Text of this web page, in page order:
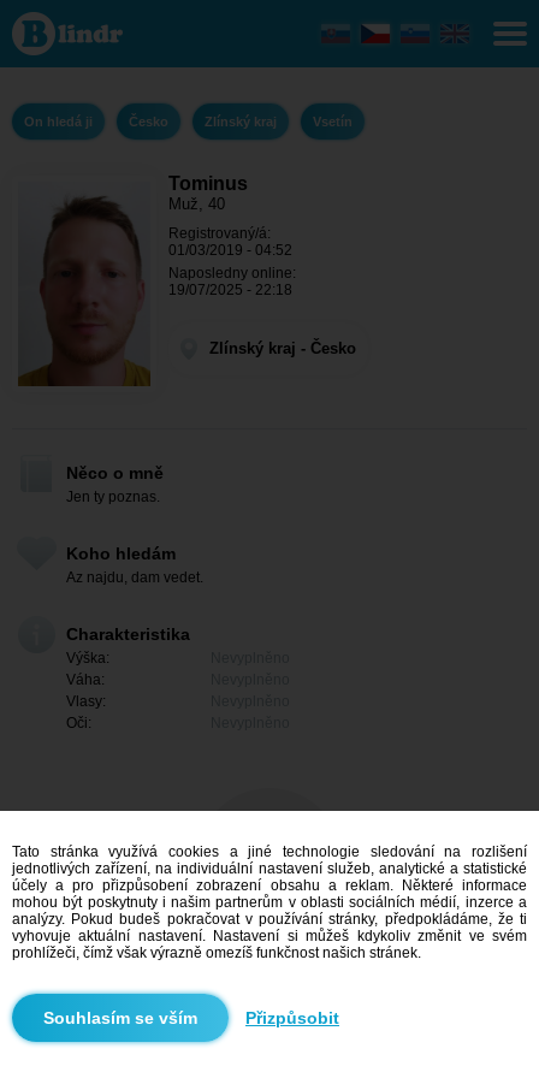
Tominus
- On
hledá ji
Zlínský
Vsetín
On hledá ji Česko Zlínský kraj Vsetín
Tominus
Muž, 40
Registrovaný/á:
01/03/2019 - 04:52
Naposledny online:
19/07/2025 - 22:18
Zlínský kraj - Česko
Něco o mně
Jen ty poznas.
Koho hledám
Az najdu, dam vedet.
Charakteristika
Výška:
Váha:
Vlasy:
Oči:
Mám zájem
Vyhledávání
Tato stránka využívá cookies a jiné technologie sledování na rozlišení
jednotlivých zařízení, na individuální nastavení služeb, analytické a statistické
účely a pro přizpůsobení zobrazení obsahu a reklam. Některé informace
mohou být poskytnuty i našim partnerům v oblasti sociálních médií, inzerce a
analýzy. Pokud budeš pokračovat v používání stránky, předpokládáme, že ti
vyhovuje aktuální nastavení. Nastavení si můžeš kdykoliv změnit ve svém
prohlížeči, čímž však výrazně omezíš funkčnost našich stránek.
Přizpůsobit